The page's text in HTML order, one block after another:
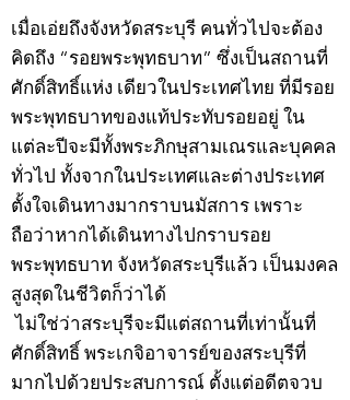
เมื่อเอ่ยถึงจังหวัดสระบุรี คนทั่วไปจะต้อง
คิดถึง “รอยพระพุทธบาท” ซึ่งเป็นสถานที่
ศักดิ์สิทธิ์แห่ง เดียวในประเทศไทย ที่มีรอย
พระพุทธบาทของแท้ประทับรอยอยู่ ใน
แต่ละปีจะมีทั้งพระภิกษุสามเณรและบุคคล
ทั่วไป ทั้งจากในประเทศและต่างประเทศ
ตั้งใจเดินทางมากราบนมัสการ เพราะ
ถือว่าหากได้เดินทางไปกราบรอย
พระพุทธบาท จังหวัดสระบุรีแล้ว เป็นมงคล
สูงสุดในชีวิตก็ว่าได้
ไม่ใช่ว่าสระบุรีจะมีแต่สถานที่เท่านั้นที่
ศักดิ์สิทธิ์ พระเกจิอาจารย์ของสระบุรีที่
มากไปด้วยประสบการณ์ ตั้งแต่อดีตจวบ